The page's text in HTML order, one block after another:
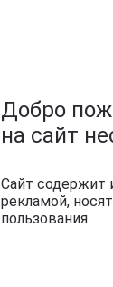
Добро
на сайт
Сайт содержит
рекламой,
пользования.